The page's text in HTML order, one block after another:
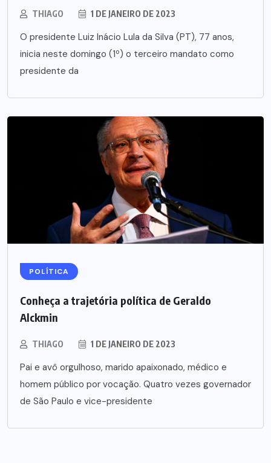
THIAGO 1 DE JANEIRO DE 2023
O presidente Luiz Inácio Lula da Silva (PT), 77 anos,
inicia neste domingo (1º) o terceiro mandato como
presidente da
POLÍTICA
Conheça a trajetória política de Geraldo
Alckmin
THIAGO 1 DE JANEIRO DE 2023
Pai e avô orgulhoso, marido apaixonado, médico e
homem público por vocação. Quatro vezes governador
de São Paulo e vice-presidente